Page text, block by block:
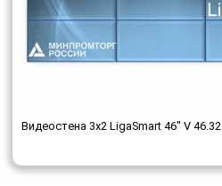
Видеостена 3x2 LigaSmart 46" V 46.32